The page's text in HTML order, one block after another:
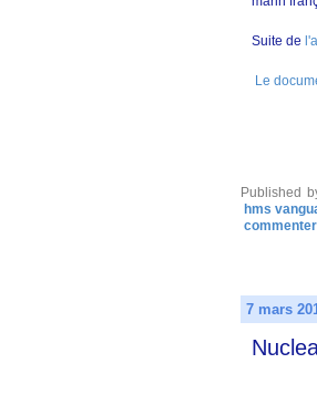
Suite de
Le
Published
hms
7 mars